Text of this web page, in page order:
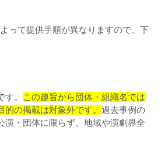
って提供手順が異なりますので、下
。 この趣旨から団体・組織名では
的の掲載は対象外です。過去事例の
演・団体に限らず、地域や演劇界全